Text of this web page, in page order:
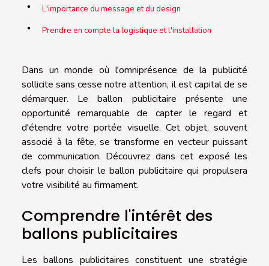
L'importance du message et du design
Prendre en compte la logistique et l'installation
Dans un monde où l'omniprésence de la publicité
sollicite sans cesse notre attention, il est capital de se
démarquer. Le ballon publicitaire présente une
opportunité remarquable de capter le regard et
d'étendre votre portée visuelle. Cet objet, souvent
associé à la fête, se transforme en vecteur puissant
de communication. Découvrez dans cet exposé les
clefs pour choisir le ballon publicitaire qui propulsera
votre visibilité au firmament.
Comprendre l'intérêt des
ballons publicitaires
Les ballons publicitaires constituent une stratégie